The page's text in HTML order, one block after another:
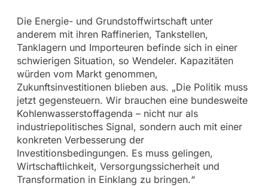
Die Energie- und Grundstoffwirtschaft unter
anderem mit ihren Raffinerien, Tankstellen,
Tanklagern und Importeuren befinde sich in einer
schwierigen Situation, so Wendeler. Kapazitäten
würden vom Markt genommen,
Zukunftsinvestitionen blieben aus. „Die Politik muss
jetzt gegensteuern. Wir brauchen eine bundesweite
Kohlenwasserstoffagenda – nicht nur als
industriepolitisches Signal, sondern auch mit einer
konkreten Verbesserung der
Investitionsbedingungen. Es muss gelingen,
Wirtschaftlichkeit, Versorgungssicherheit und
Transformation in Einklang zu bringen.“